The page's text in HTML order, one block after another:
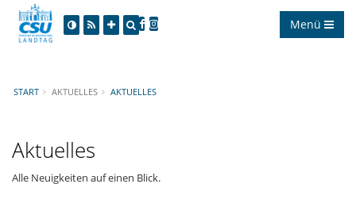
Menü
START AKTUELLES AKTUELLES
Aktuelles
Alle Neuigkeiten auf einen Blick.